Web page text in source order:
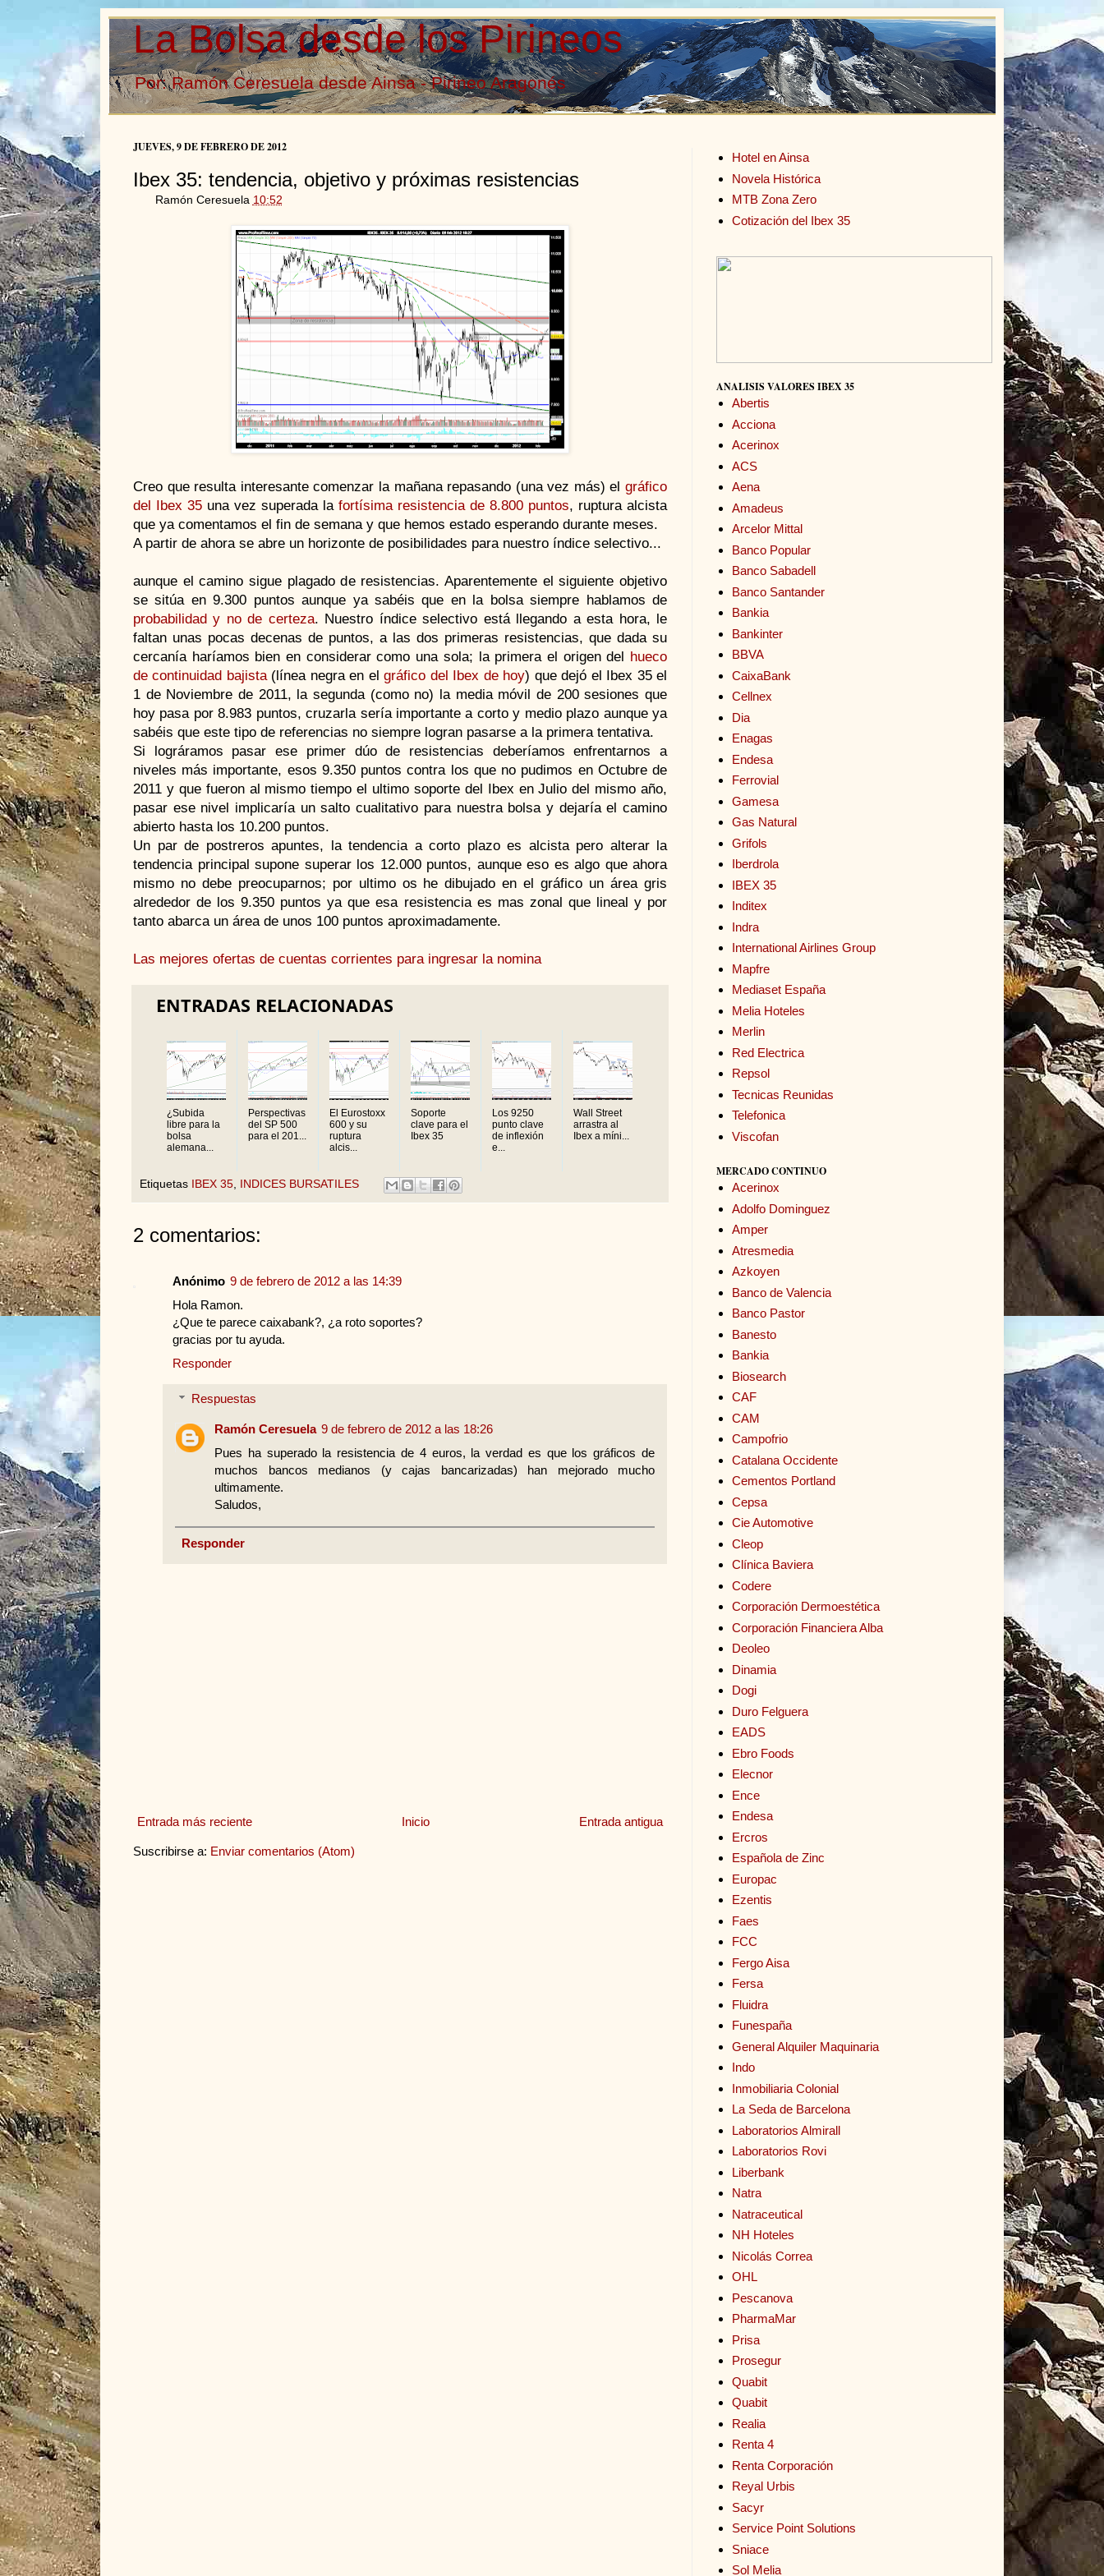
La Bolsa desde los Pirineos
Por: Ramón Ceresuela desde Ainsa - Pirineo Aragonés
JUEVES, 9 DE FEBRERO DE 2012
Ibex 35: tendencia, objetivo y próximas resistencias
Ramón Ceresuela 10:52
Creo que resulta interesante comenzar la mañana repasando (una vez más) el gráfico
del Ibex 35 una vez superada la fortísima resistencia de 8.800 puntos, ruptura alcista
que ya comentamos el fin de semana y que hemos estado esperando durante meses.
A partir de ahora se abre un horizonte de posibilidades para nuestro índice selectivo...
aunque el camino sigue plagado de resistencias. Aparentemente el siguiente objetivo
se sitúa en 9.300 puntos aunque ya sabéis que en la bolsa siempre hablamos de
probabilidad y no de certeza. Nuestro índice selectivo está llegando a esta hora, le
faltan unas pocas decenas de puntos, a las dos primeras resistencias, que dada su
cercanía haríamos bien en considerar como una sola; la primera el origen del hueco
de continuidad bajista(línea negra en elgráfico del Ibex de hoy) que dejó el Ibex 35 el
1 de Noviembre de 2011, la segunda (como no) la media móvil de 200 sesiones que
hoy pasa por 8.983 puntos, cruzarla sería importante a corto y medio plazo aunque ya
sabéis que este tipo de referencias no siempre logran pasarse a la primera tentativa.
Si lográramos pasar ese primer dúo de resistencias deberíamos enfrentarnos a
niveles más importante, esos 9.350 puntos contra los que no pudimos en Octubre de
2011 y que fueron al mismo tiempo el ultimo soporte del Ibex en Julio del mismo año,
pasar ese nivel implicaría un salto cualitativo para nuestra bolsa y dejaría el camino
abierto hasta los 10.200 puntos.
Un par de postreros apuntes, la tendencia a corto plazo es alcista pero alterar la
tendencia principal supone superar los 12.000 puntos, aunque eso es algo que ahora
mismo no debe preocuparnos; por ultimo os he dibujado en el gráfico un área gris
alrededor de los 9.350 puntos ya que esa resistencia es mas zonal que lineal y por
tanto abarca un área de unos 100 puntos aproximadamente.
Las mejores ofertas de cuentas corrientes para ingresar la nomina
ENTRADAS RELACIONADAS
¿Subida
libre para la
bolsa
alemana...
Perspectivas
del SP 500
para el 201...
El Eurostoxx
600 y su
ruptura
alcis...
Soporte
clave para el
Ibex 35
Los 9250
punto clave
de inflexión
e...
Wall Street
arrastra al
Ibex a míni...
Etiquetas IBEX 35 INDICES BURSATILES
2 comentarios:
Anónimo 9 de febrero de 2012 a las 14:39
Hola Ramon.
¿Que te parece caixabank?, ¿a roto soportes?
gracias por tu ayuda.
Responder
Respuestas
Ramón Ceresuela 9 de febrero de 2012 a las 18:26
Pues ha superado la resistencia de 4 euros, la verdad es que los gráficos de
muchos bancos medianos (y cajas bancarizadas) han mejorado mucho
ultimamente.
Saludos,
Responder
Entrada más reciente Entrada antigua
Inicio
Suscribirse a: Enviar comentarios (Atom)
Hotel en Ainsa
Novela Histórica
MTB Zona Zero
Cotización del Ibex 35
ANALISIS VALORES IBEX 35
Abertis
Acciona
Acerinox
ACS
Aena
Amadeus
Arcelor Mittal
Banco Popular
Banco Sabadell
Banco Santander
Bankia
Bankinter
BBVA
CaixaBank
Cellnex
Dia
Enagas
Endesa
Ferrovial
Gamesa
Gas Natural
Grifols
Iberdrola
IBEX 35
Inditex
Indra
International Airlines Group
Mapfre
Mediaset España
Melia Hoteles
Merlin
Red Electrica
Repsol
Tecnicas Reunidas
Telefonica
Viscofan
MERCADO CONTINUO
Acerinox
Adolfo Dominguez
Amper
Atresmedia
Azkoyen
Banco de Valencia
Banco Pastor
Banesto
Bankia
Biosearch
CAF
CAM
Campofrio
Catalana Occidente
Cementos Portland
Cepsa
Cie Automotive
Cleop
Clínica Baviera
Codere
Corporación Dermoestética
Corporación Financiera Alba
Deoleo
Dinamia
Dogi
Duro Felguera
EADS
Ebro Foods
Elecnor
Ence
Endesa
Ercros
Española de Zinc
Europac
Ezentis
Faes
FCC
Fergo Aisa
Fersa
Fluidra
Funespaña
General Alquiler Maquinaria
Indo
Inmobiliaria Colonial
La Seda de Barcelona
Laboratorios Almirall
Laboratorios Rovi
Liberbank
Natra
Natraceutical
NH Hoteles
Nicolás Correa
OHL
Pescanova
PharmaMar
Prisa
Prosegur
Quabit
Quabit
Realia
Renta 4
Renta Corporación
Reyal Urbis
Sacyr
Service Point Solutions
Sniace
Sol Melia